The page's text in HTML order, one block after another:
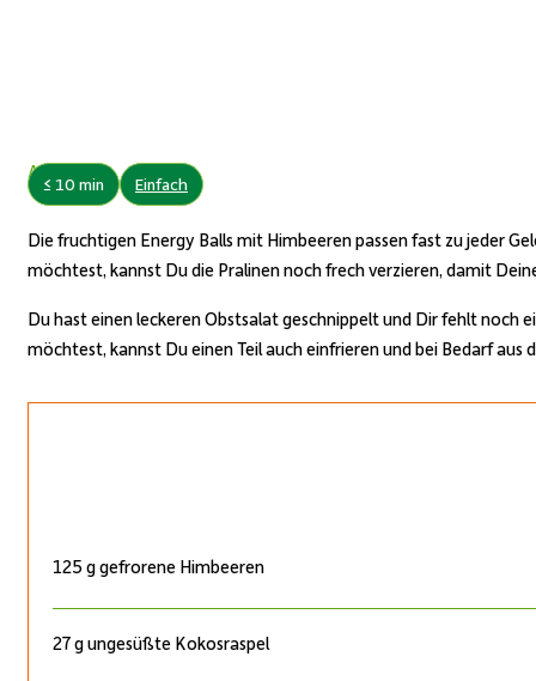
Autor:
≤ 10 min Einfach
Die fruchtigen Energy Balls mit Himbeerenpassen fast zu jeder
möchtest, kannst Du die Pralinen noch frech verzieren, damit
Du hast einen leckeren Obstsalat geschnippelt und Dir fehlt noch
möchtest, kannst Du einen Teil auch einfrieren und bei Bedarf aus
125 g gefrorene Himbeeren
27 g ungesüßte Kokosraspel